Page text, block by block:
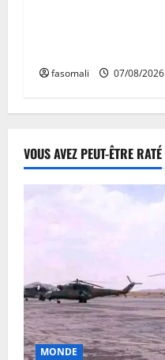
fasomali 07/08/2026
VOUS AVEZ PEUT-ÊTRE RATÉ
MONDE